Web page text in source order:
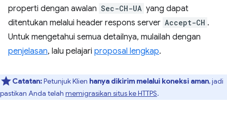
properti dengan awalan Sec-CH-UA yang dapat
ditentukan melalui header respons server Accept-CH .
Untuk mengetahui semua detailnya, mulailah dengan
penjelasan, lalu pelajari proposal lengkap.
Catatan:Petunjuk Klien hanya dikirim melalui koneksi aman, jadi
pastikan Anda telah memigrasikan situs ke HTTPS.